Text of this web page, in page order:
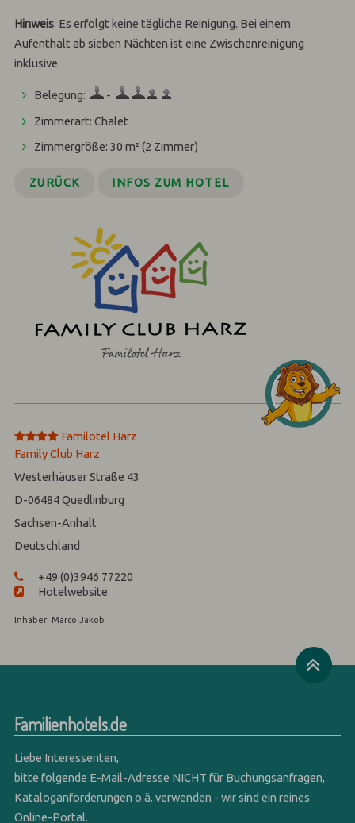
Hinweis: Es erfolgt keine tägliche Reinigung. Bei einem
Aufenthalt ab sieben Nächten ist eine Zwischenreinigung
inklusive.
Belegung:
-
Zimmerart: Chalet
Zimmergröße: 30 m²(2 Zimmer)
ZURÜCK INFOS ZUM HOTEL
****
Familotel Harz
Family Club Harz
Westerhäuser Straße 43
D-06484Quedlinburg
Sachsen-Anhalt
Deutschland
+49 (0)3946 77220
Hotelwebsite
Inhaber: Marco Jakob
Familienhotels.de
Liebe Interessenten,
bitte folgende E-Mail-Adresse NICHT für Buchungsanfragen,
Kataloganforderungen o.ä. verwenden - wir sind ein reines
Online-Portal.